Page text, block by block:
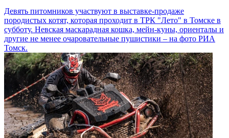
Девять питомников участвуют в выставке-продаже
породистых котят, которая проходит в ТРК "Лето" в Томске в
субботу. Невская маскарадная кошка, мейн-куны, ориенталы и
другие не менее очаровательные пушистики – на фото РИА
Томск.